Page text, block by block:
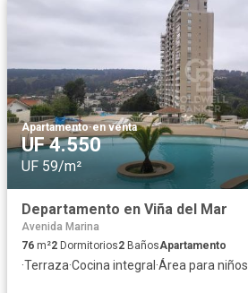
Apartamento·en venta
UF 4.550
UF 59/m²
Departamento en Viña del Mar
Avenida Marina
76 m²2 Dormitorios2 BañosApartamento
·Terraza·Cocina integral ·Área para niños